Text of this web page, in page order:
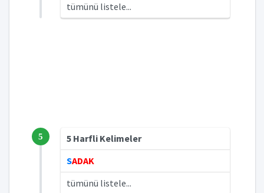
tümünü listele...
5
5 Harfli Kelimeler
SADAK
tümünü listele...